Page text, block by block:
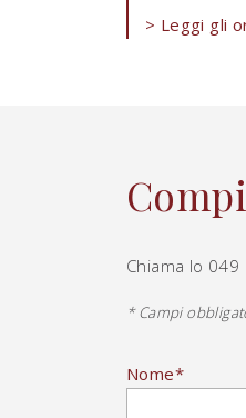
> Leggi gli
Chiama lo
* Campi
Nome*